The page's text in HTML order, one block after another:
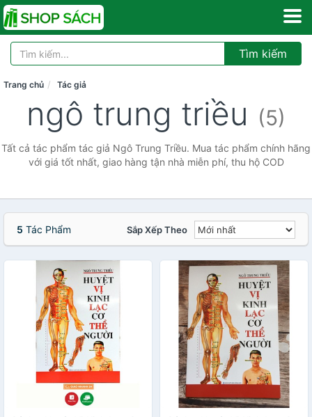
Tìm kiếm
Trang chủ Tác giả
ngô trung triều (5)
Tất cả tác phẩm tác giả Ngô Trung Triều. Mua tác phẩm chính hãng
với giá tốt nhất, giao hàng tận nhà miễn phí, thu hộ COD
5 Tác Phẩm Sắp Xếp Theo